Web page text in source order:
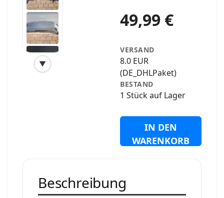
▼
‹
49,99 €
VERSAND
8.0 EUR
(DE_DHLPaket)
BESTAND
1 Stück auf Lager
IN DEN
WARENKORB
Beschreibung